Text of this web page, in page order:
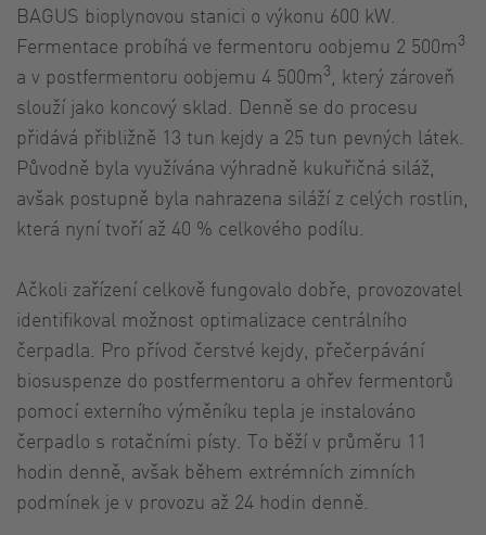
BAGUS bioplynovou stanici o výkonu 600 kW.
Fermentace probíhá ve fermentoru oobjemu 2 500m3
a v postfermentoru oobjemu 4 500m3
, který zároveň
slouží jako koncový sklad. Denně se do procesu
přidává přibližně 13 tun kejdy a 25 tun pevných látek.
Původně byla využívána výhradně kukuřičná siláž,
avšak postupně byla nahrazena siláží z celých rostlin,
která nyní tvoří až 40 % celkového podílu.
Ačkoli zařízení celkově fungovalo dobře, provozovatel
identifikoval možnost optimalizace centrálního
čerpadla. Pro přívod čerstvé kejdy, přečerpávání
biosuspenze do postfermentoru a ohřev fermentorů
pomocí externího výměníku tepla je instalováno
čerpadlo s rotačními písty. To běží v průměru 11
hodin denně, avšak během extrémních zimních
podmínek je v provozu až 24 hodin denně.